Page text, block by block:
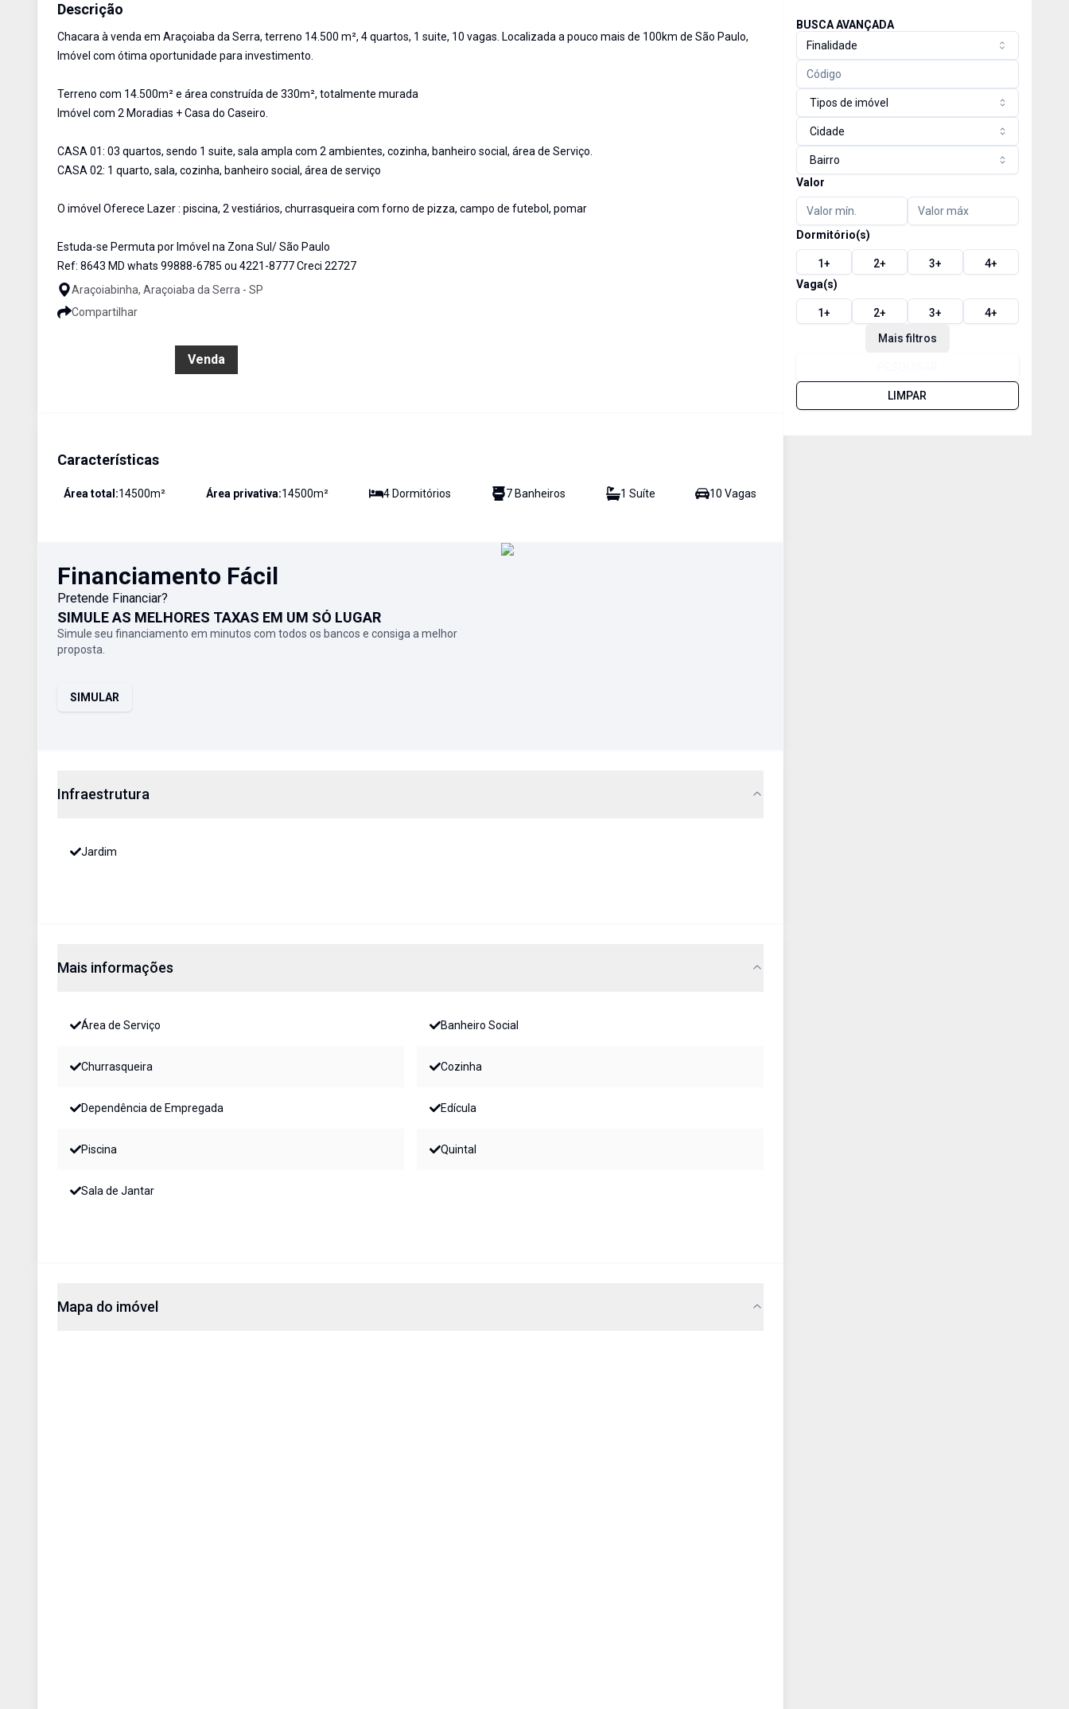
Descrição
Chacara à venda em Araçoiaba da Serra, terreno 14.500 m², 4 quartos, 1 suite, 10 vagas. Localizada a pouco mais de 100km de São Paulo,
Imóvel com ótima oportunidade para investimento.
Terreno com 14.500m² e área construída de 330m², totalmente murada
Imóvel com 2 Moradias + Casa do Caseiro.
CASA 01: 03 quartos, sendo 1 suite, sala ampla com 2 ambientes, cozinha, banheiro social, área de Serviço.
CASA 02: 1 quarto, sala, cozinha, banheiro social, área de serviço
O imóvel Oferece Lazer : piscina, 2 vestiários, churrasqueira com forno de pizza, campo de futebol, pomar
Estuda-se Permuta por Imóvel na Zona Sul/ São Paulo
Ref: 8643 MD whats 99888-6785 ou 4221-8777 Creci 22727
Araçoiabinha, Araçoiaba da Serra - SP
Compartilhar
Venda
Características
Área total:14500m² Área privativa:14500m² 4Dormitórios 7Banheiros 1 Suíte 10 Vagas
Financiamento Fácil
Pretende Financiar?
SIMULE AS MELHORES TAXAS EM UM SÓ LUGAR
Simule seu financiamento em minutos com todos os bancos e consiga a melhor
proposta.
SIMULAR
Infraestrutura
Jardim
Mais informações
Área de Serviço Banheiro Social
Churrasqueira Cozinha
Dependência de Empregada Edícula
Piscina Quintal
Sala de Jantar
Mapa do imóvel
BUSCA AVANÇADA
Finalidade
Tipos de imóvel
Cidade
Bairro
Valor
Dormitório(s)
1+ 2+ 3+ 4+
Vaga(s)
1+ 2+ 3+ 4+
Mais filtros
LIMPAR